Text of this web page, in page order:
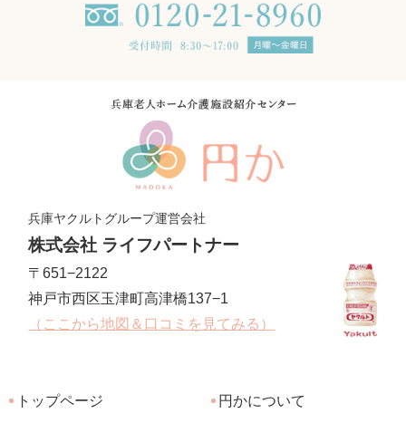
兵庫ヤクルトグループ運営会社
株式会社 ライフパートナー
〒651−2122
神戸市西区玉津町高津橋137−1
（ここから地図＆口コミを見てみる）
トップページ 円かについて